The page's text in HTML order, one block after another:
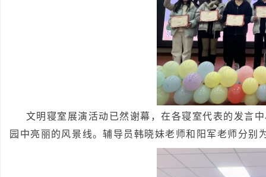
文明寝室展演活动已然谢幕，在各寝室代表的发言
园中亮丽的风景线。辅导员韩晓妹老师和阳军老师分别